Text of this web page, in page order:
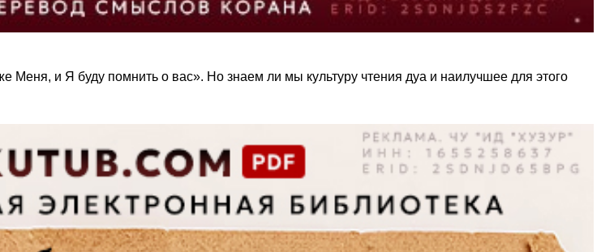
и Я буду помнить о вас». Но знаем ли мы культуру чтения дуа и наилучшее для этого